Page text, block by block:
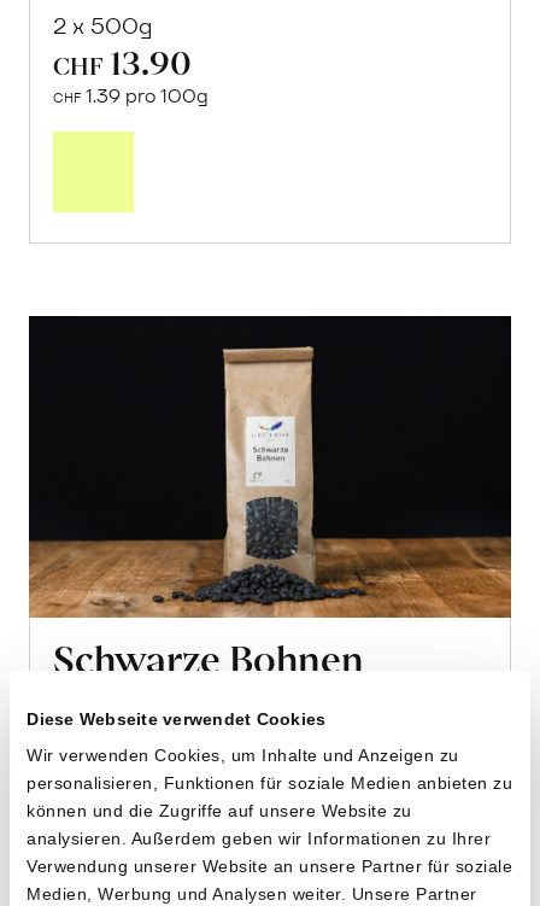
Diese Webseite verwendet Cookies
Wir verwenden Cookies, um Inhalte und Anzeigen zu
personalisieren, Funktionen für soziale Medien anbieten zu
können und die Zugriffe auf unsere Website zu
analysieren. Außerdem geben wir Informationen zu Ihrer
Verwendung unserer Website an unsere Partner für soziale
Medien, Werbung und Analysen weiter. Unsere Partner
2 x 500g
CHF 13.90
CHF 1.39 pro 100g
Schwarze Bohnen
500g
CHF14.80
CHF2.96 pro 100g
In